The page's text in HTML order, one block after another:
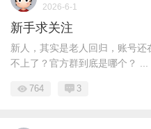
2026-6-1
新手求关注
新人，其实是老人回归，账号
不上了？官方群到底是哪个？ ...
764 3